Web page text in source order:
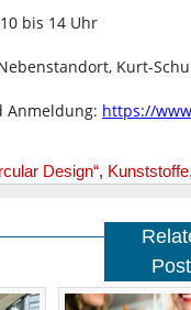
bis 14 Uhr
Kurt-
Anmeldung: https://
Design“, Kunststoffe,